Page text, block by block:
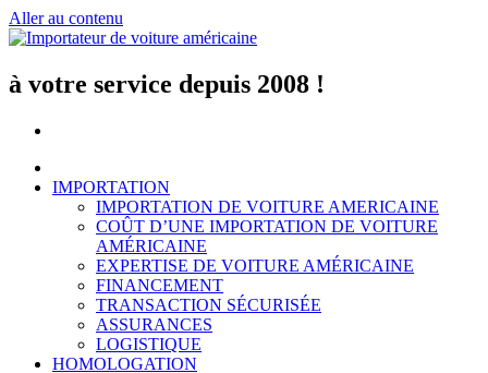
Aller au contenu
à votre service depuis 2008 !
IMPORTATION
IMPORTATION DE VOITURE AMERICAINE
COÛT D’UNE IMPORTATION DE VOITURE
AMÉRICAINE
EXPERTISE DE VOITURE AMÉRICAINE
FINANCEMENT
TRANSACTION SÉCURISÉE
ASSURANCES
LOGISTIQUE
HOMOLOGATION